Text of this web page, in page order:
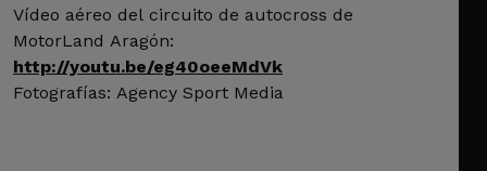
Vídeo aéreo del circuito de autocross de
MotorLand Aragón:
http://youtu.be/eg40oeeMdVk
Fotografías: Agency Sport Media